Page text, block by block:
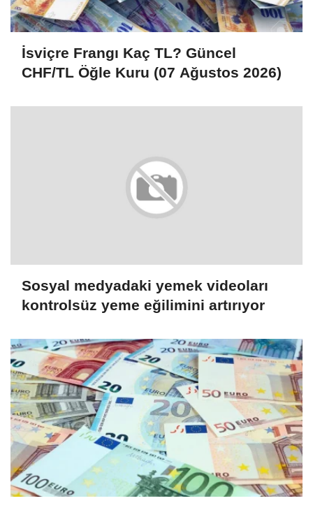
İsviçre Frangı Kaç TL? Güncel
CHF/TL Öğle Kuru (07 Ağustos 2026)
Sosyal medyadaki yemek videoları
kontrolsüz yeme eğilimini artırıyor